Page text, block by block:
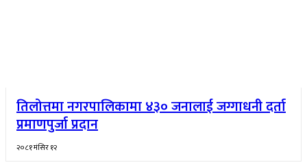
तिलोत्तमा नगरपालिकामा ४३० जनालाई जग्गाधनी दर्ता
प्रमाणपुर्जा प्रदान
२०८१ मंसिर १२